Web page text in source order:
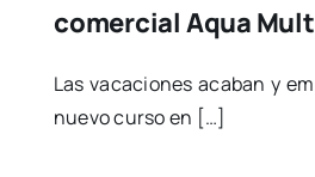
comercial Aqua
Las vaca­cio­nes aca­ban y
nue­vo cur­so en […]